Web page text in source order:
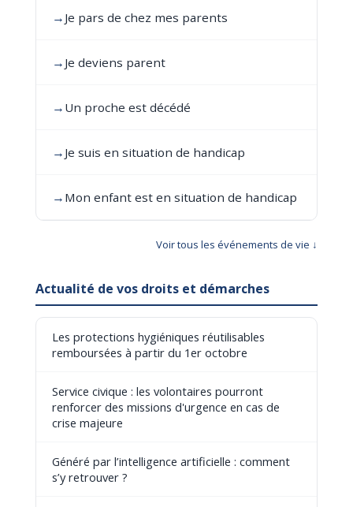
→ Je pars de chez mes parents
→ Je deviens parent
→ Un proche est décédé
→ Je suis en situation de handicap
→ Mon enfant est en situation de handicap
Voir tous les événements de vie ↓
Actualité de vos droits et démarches
Les protections hygiéniques réutilisables
remboursées à partir du 1er octobre
Service civique : les volontaires pourront
renforcer des missions d'urgence en cas de
crise majeure
Généré par l’intelligence artificielle : comment
s’y retrouver ?